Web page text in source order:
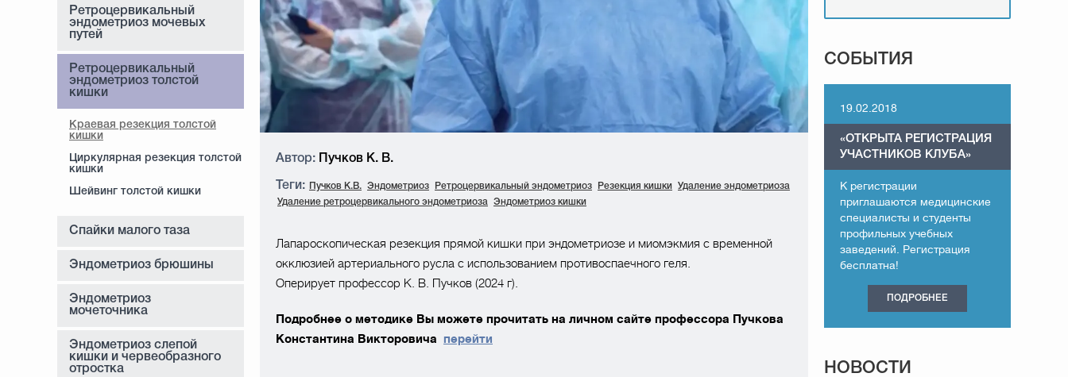
Ретроцервикальный
эндометриоз мочевых
путей
Ретроцервикальный
эндометриоз толстой
кишки
Краевая резекция толстой
кишки
Циркулярная резекция толстой
кишки
Шейвинг толстой кишки
Спайки малого таза
Эндометриоз брюшины
Эндометриоз
мочеточника
Эндометриоз слепой
кишки и червеобразного
отростка
Автор: Пучков К. В.
Теги: Пучков К.В. Эндометриоз Ретроцервикальный эндометриоз Резекция кишки
Удаление эндометриоза
Удаление ретроцервикального эндометриоза
Эндометриоз кишки
Лапароскопическая резекция прямой кишки при эндометриозе и миомэкмия с временной
окклюзией артериального русла с использованием противоспаечного геля.
Оперирует профессор К. В. Пучков (2024 г).
Подробнее о методике Вы можете прочитать на личном сайте профессора Пучкова
Константина Викторовича перейти
СОБЫТИЯ
19.02.2018
«ОТКРЫТА РЕГИСТРАЦИЯ
УЧАСТНИКОВ КЛУБА»
К регистрации
приглашаются медицинские
специалисты и студенты
профильных учебных
заведений. Регистрация
бесплатна!
ПОДРОБНЕЕ
НОВОСТИ